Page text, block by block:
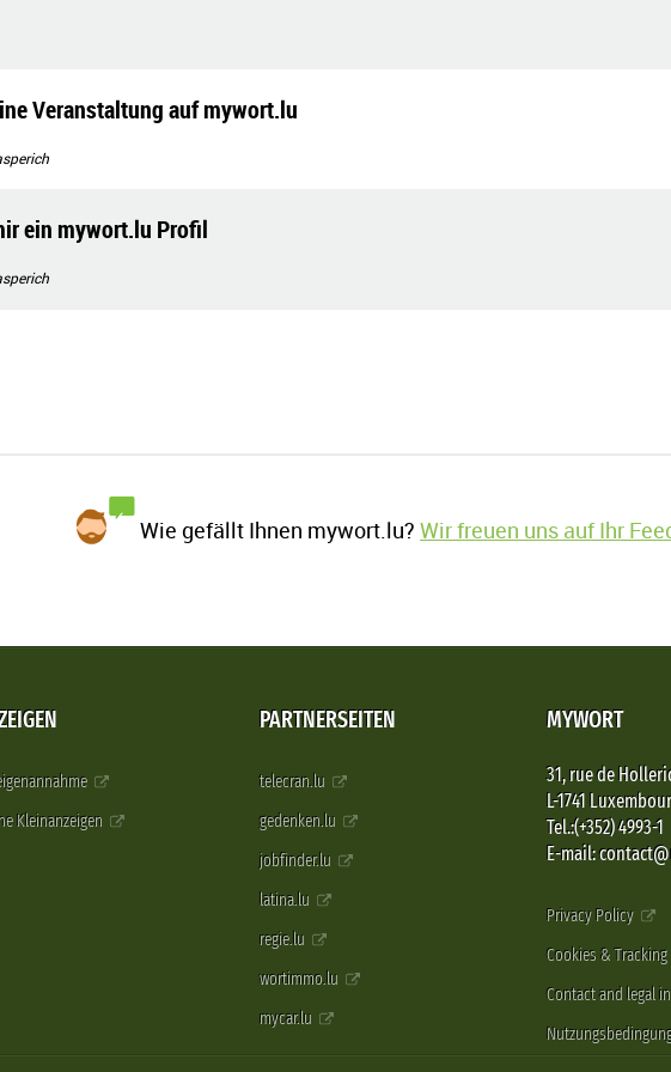
Veranstaltung auf mywort.lu
ein mywort.lu Profil
Wie gefällt Ihnen mywort.lu?Wir freuen uns auf Ihr
Kleinanzeigen
PARTNERSEITEN
telecran.lu
gedenken.lu
jobfinder.lu
latina.lu
regie.lu
wortimmo.lu
mycar.lu
MYWORT
31, rue de
L-1741
Tel.:(+352) 4993-1
E-mail:
Privacy Policy
Cookies & Tracking
Contact and legal